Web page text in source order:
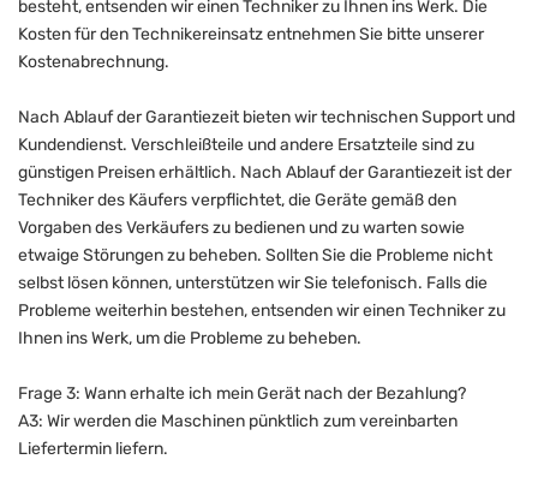
besteht, entsenden wir einen Techniker zu Ihnen ins Werk. Die
Kosten für den Technikereinsatz entnehmen Sie bitte unserer
Kostenabrechnung.
Nach Ablauf der Garantiezeit bieten wir technischen Support und
Kundendienst. Verschleißteile und andere Ersatzteile sind zu
günstigen Preisen erhältlich. Nach Ablauf der Garantiezeit ist der
Techniker des Käufers verpflichtet, die Geräte gemäß den
Vorgaben des Verkäufers zu bedienen und zu warten sowie
etwaige Störungen zu beheben. Sollten Sie die Probleme nicht
selbst lösen können, unterstützen wir Sie telefonisch. Falls die
Probleme weiterhin bestehen, entsenden wir einen Techniker zu
Ihnen ins Werk, um die Probleme zu beheben.
Frage 3: Wann erhalte ich mein Gerät nach der Bezahlung?
A3: Wir werden die Maschinen pünktlich zum vereinbarten
Liefertermin liefern.